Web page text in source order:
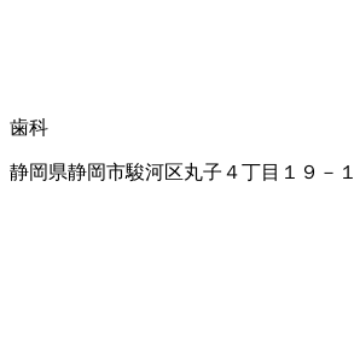
歯科
静岡県静岡市駿河区丸子４丁目１９－１